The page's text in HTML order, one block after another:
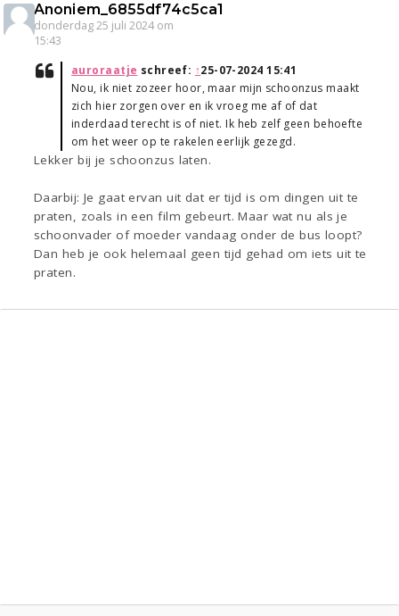
Anoniem_6855df74c5ca1
donderdag 25 juli 2024 om
15:43
auroraatje schreef: ↑25-07-2024 15:41
Nou, ik niet zozeer hoor, maar mijn schoonzus maakt
zich hier zorgen over en ik vroeg me af of dat
inderdaad terecht is of niet. Ik heb zelf geen behoefte
om het weer op te rakelen eerlijk gezegd.
Lekker bij je schoonzus laten.
Daarbij: Je gaat ervan uit dat er tijd is om dingen uit te
praten, zoals in een film gebeurt. Maar wat nu als je
schoonvader of moeder vandaag onder de bus loopt?
Dan heb je ook helemaal geen tijd gehad om iets uit te
praten.